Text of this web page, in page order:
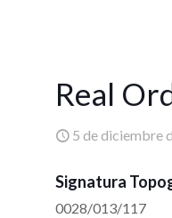
Real
5 de diciembre
Signatura
0028/013/117